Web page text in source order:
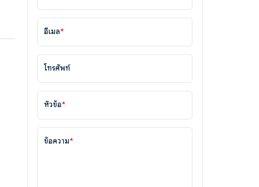
อีเมล*
โทรศัพท์
หัวข้อ*
ข้อความ*